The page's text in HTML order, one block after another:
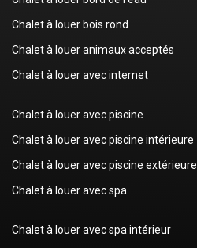
Chalet à louer bois rond
Chalet à louer animaux acceptés
Chalet à louer avec internet
Chalet à louer avec piscine
Chalet à louer avec piscine intérieure
Chalet à louer avec piscine extérieure
Chalet à louer avec spa
Chalet à louer avec spa intérieur